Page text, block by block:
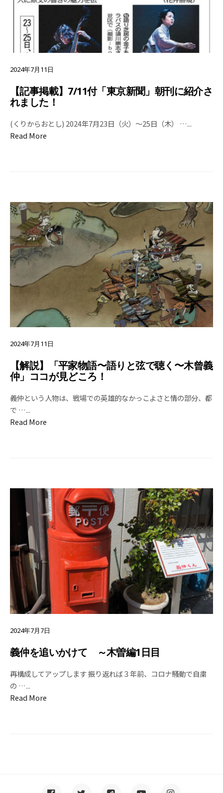
2024年7月11日
【記事掲載】7/11付「東京新聞」朝刊に紹介さ
れました！
(くりからおとし) 2024年7月23日（火）～25日（木） …...
Read More
2024年7月11日
【解説】「平家物語〜語りと弦で聴く〜木曾義
仲」ココが見どころ！
義仲という人物は、戦場での英雄的なかっこよさと情の部分、都
で …...
Read More
2024年7月7日
義仲を追いかけて ～木曽編1日目
再構成してアップします 振り返れば３年前、コロナ騒動で自粛
の …...
Read More